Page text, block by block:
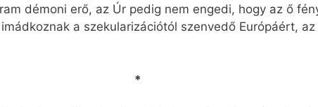
démoni erő, az Úr pedig nem engedi, hogy az ő
a szekularizációtól szenvedő Európáért,
*